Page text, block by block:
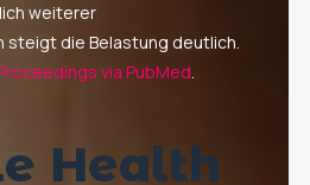
weiterer
steigt die Belastung deutlich.
via PubMed.
Health